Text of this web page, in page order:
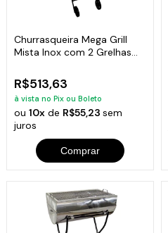
Churrasqueira Mega Grill
Mista Inox com 2 Grelhas
R$513,63
à vista no Pix ou Boleto
ou10x de R$55,23sem
juros
Comprar